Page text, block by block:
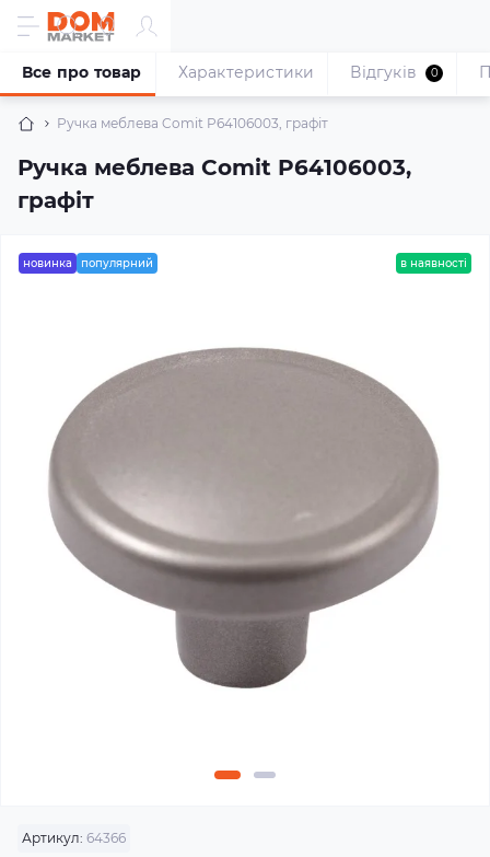
Ручка меблева Comit P64106003, графіт
Ручка меблева Comit P64106003,
графіт
Все про товар Характеристики Відгуків 0
новинка популярний в наявності
Артикул: 64366